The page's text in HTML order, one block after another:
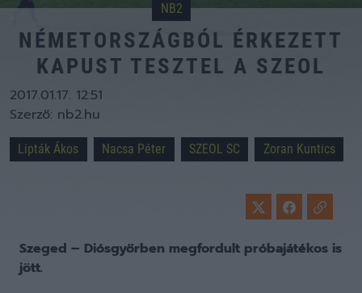
NB2
NÉMETORSZÁGBÓL ÉRKEZETT
KAPUST TESZTEL A SZEOL
2017.01.17. 12:51
Szerző: nb2.hu
Lipták Ákos Nacsa Péter SZEOL SC Zoran Kuntics
Szeged – Diósgyőrben megfordult próbajátékos is
jött.